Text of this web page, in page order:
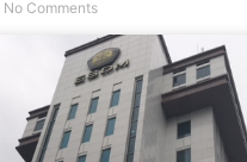
No Comments